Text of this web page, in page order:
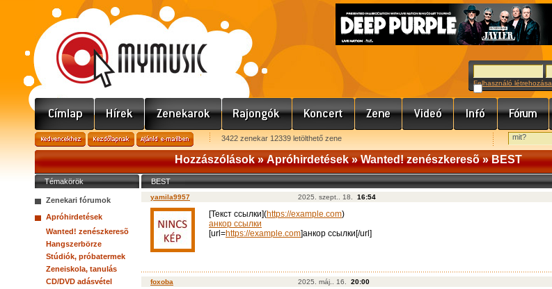
Felhasználó létrehozása
3422 zenekar 12339 letölthető zene
Hozzászólások »Apróhirdetések»Wanted! zenészkeresõ» BEST
Témakörök
Zenekari fórumok
Apróhirdetések
Wanted! zenészkeresõ
Hangszerbörze
Stúdiók, próbatermek
Zeneiskola, tanulás
CD/DVD adásvétel
BEST
yamila9957 2025. szept.. 18. 16:54
[Текст ссылки](https://example.com)
анкор ссылки
[url=https://example.com]анкор ссылки[/url]
foxoba 2025. máj.. 16. 20:00